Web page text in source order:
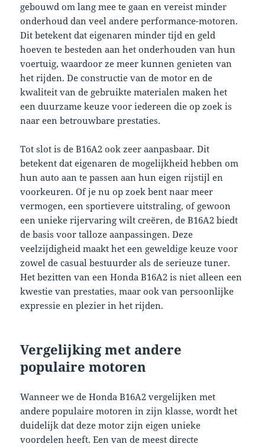
gebouwd om lang mee te gaan en vereist minder
onderhoud dan veel andere performance-motoren.
Dit betekent dat eigenaren minder tijd en geld
hoeven te besteden aan het onderhouden van hun
voertuig, waardoor ze meer kunnen genieten van
het rijden. De constructie van de motor en de
kwaliteit van de gebruikte materialen maken het
een duurzame keuze voor iedereen die op zoek is
naar een betrouwbare prestaties.
Tot slot is de B16A2 ook zeer aanpasbaar. Dit
betekent dat eigenaren de mogelijkheid hebben om
hun auto aan te passen aan hun eigen rijstijl en
voorkeuren. Of je nu op zoek bent naar meer
vermogen, een sportievere uitstraling, of gewoon
een unieke rijervaring wilt creëren, de B16A2 biedt
de basis voor talloze aanpassingen. Deze
veelzijdigheid maakt het een geweldige keuze voor
zowel de casual bestuurder als de serieuze tuner.
Het bezitten van een Honda B16A2 is niet alleen een
kwestie van prestaties, maar ook van persoonlijke
expressie en plezier in het rijden.
Vergelijking met andere
populaire motoren
Wanneer we de Honda B16A2 vergelijken met
andere populaire motoren in zijn klasse, wordt het
duidelijk dat deze motor zijn eigen unieke
voordelen heeft. Een van de meest directe